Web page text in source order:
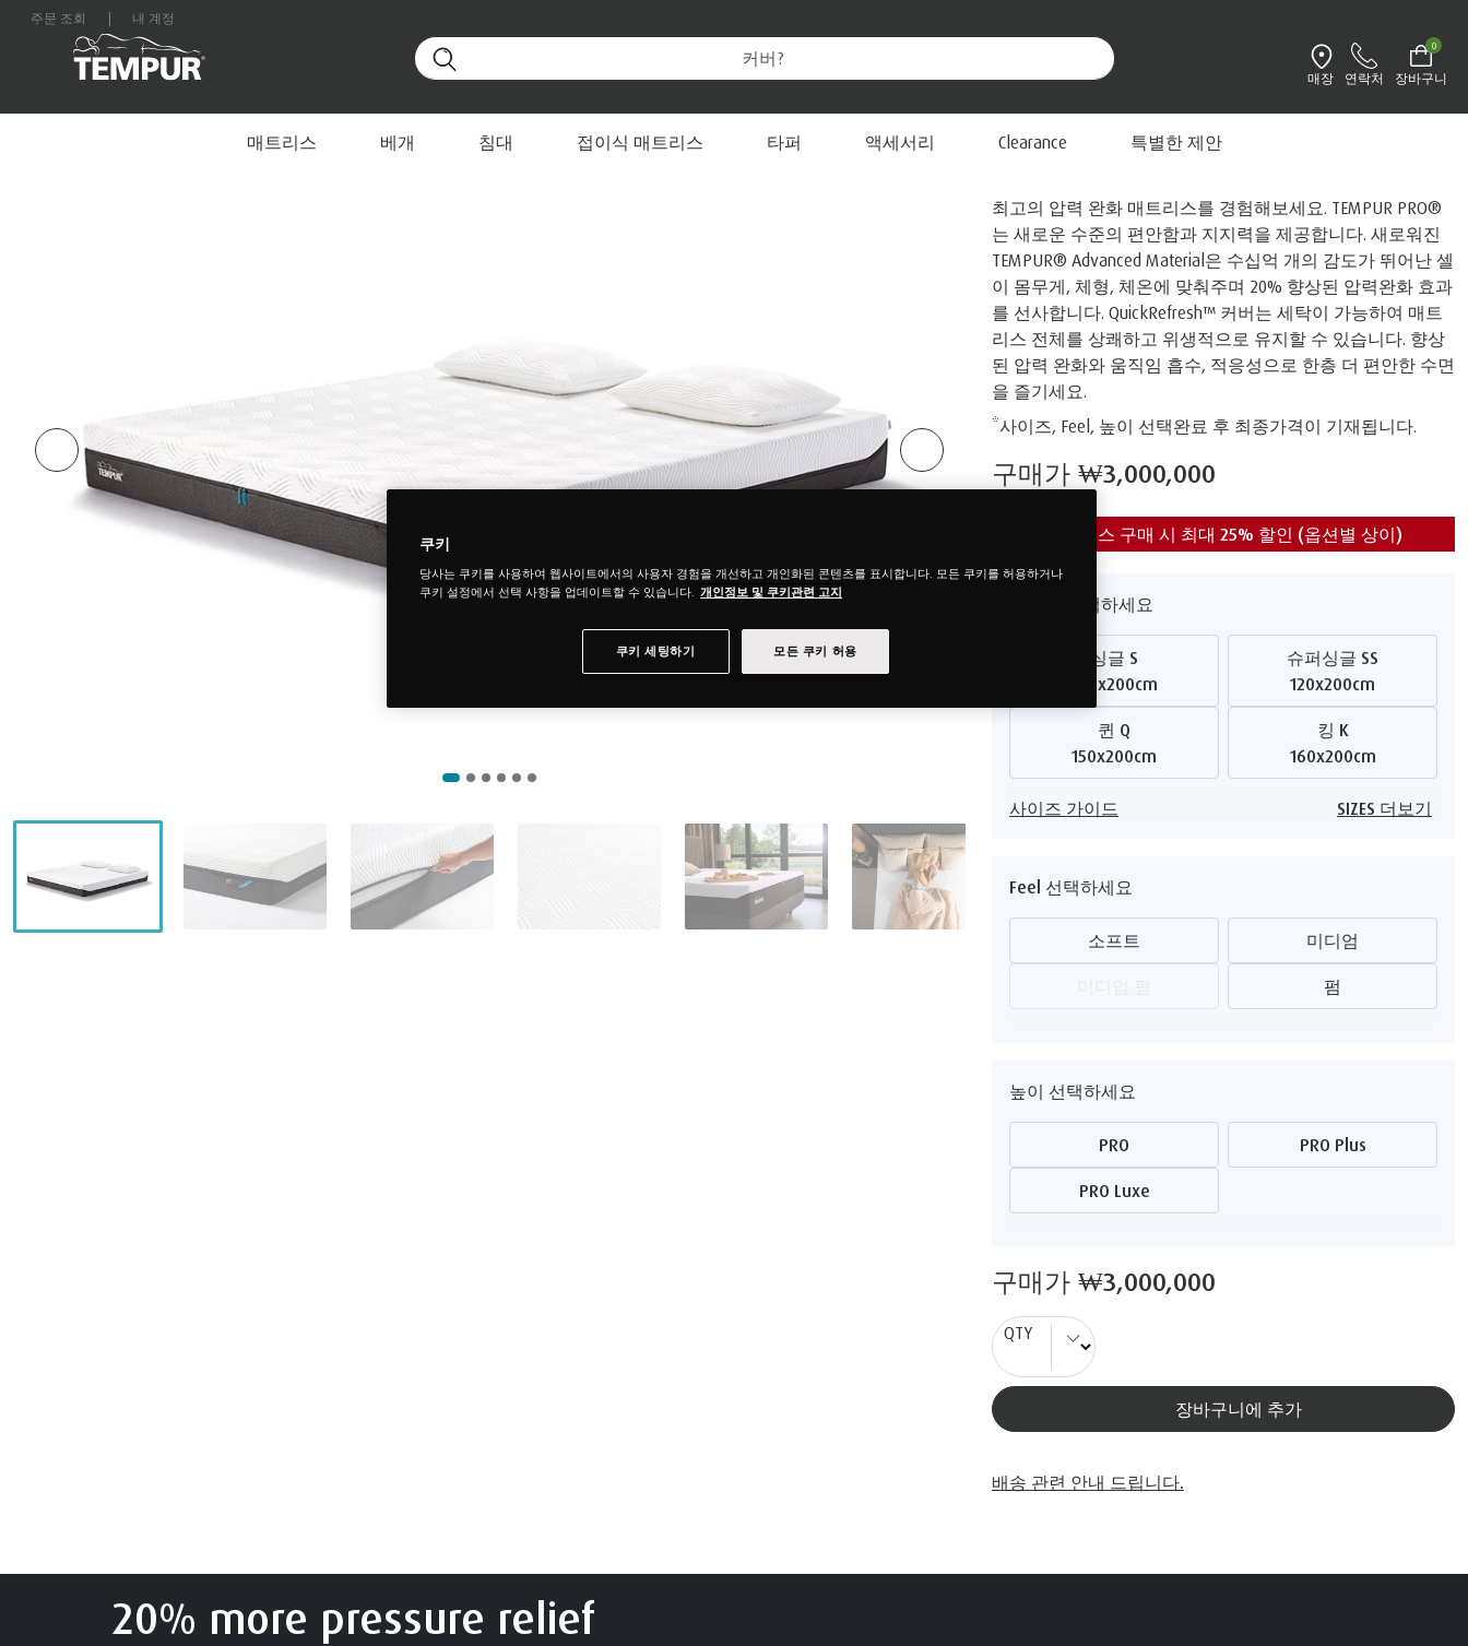
주문 조회 내 계정
매장 연락처 장바구니
0
매트리스 베개 침대 접이식 매트리스 타퍼 액세서리 Clearance 특별한 제안
대한민국 사이트를 보고 있습니다. 언제든지 환경설정을 변경할 수 있습니다 환경설정 변경
홈 매트리스
프로
최고의 압력 완화 매트리스를 경험해보세요. TEMPUR PRO®
는 새로운 수준의 편안함과 지지력을 제공합니다. 새로워진
TEMPUR® Advanced Material은 수십억 개의 감도가 뛰어난 셀
이 몸무게, 체형, 체온에 맞춰주며 20% 향상된 압력완화 효과
를 선사합니다. QuickRefresh™ 커버는 세탁이 가능하여 매트
리스 전체를 상쾌하고 위생적으로 유지할 수 있습니다. 향상
된 압력 완화와 움직임 흡수, 적응성으로 한층 더 편안한 수면
을 즐기세요.
*사이즈, Feel, 높이 선택완료 후 최종가격이 기재됩니다.
구매가 ₩3,000,000
매트리스 구매 시 최대 25% 할인 (옵션별 상이)
사이즈 선택하세요
싱글 S
100x200cm
슈퍼싱글 SS
120x200cm
퀸 Q
150x200cm
킹 K
160x200cm
사이즈 가이드 SIZES 더보기
Feel 선택하세요
소프트 미디엄
펌
높이 선택하세요
PRO PRO Plus
PRO Luxe
구매가 ₩3,000,000
QTY
장바구니에 추가
배송 관련 안내 드립니다.
20% more pressure relief
쿠키
당사는 쿠키를 사용하여 웹사이트에서의 사용자 경험을 개선하고 개인화된 콘텐츠를 표시합니다. 모든 쿠키를 허용하거나
쿠키 설정에서 선택 사항을 업데이트할 수 있습니다. 개인정보 및 쿠키관련 고지
모든 쿠키 허용
쿠키 세팅하기